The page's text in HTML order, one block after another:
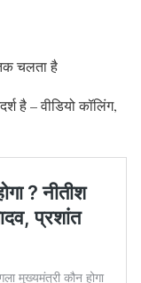
चलता है
है – वीडियो कॉलिंग,